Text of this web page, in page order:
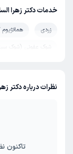
خدمات دکتر زهرا
زردی
شوک عفونی (شوک
همانژیوم
نظرات درباره دکتر
تاکنون